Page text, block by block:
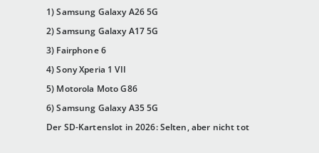
1) Samsung Galaxy A26 5G
2) Samsung Galaxy A17 5G
3) Fairphone 6
4) Sony Xperia 1 VII
5) Motorola Moto G86
6) Samsung Galaxy A35 5G
Der SD-Kartenslot in 2026: Selten, aber nicht tot